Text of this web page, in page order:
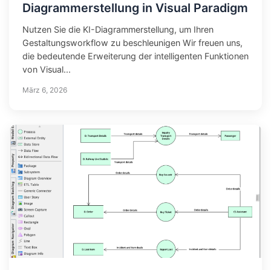
Diagrammerstellung in Visual Paradigm
Nutzen Sie die KI-Diagrammerstellung, um Ihren
Gestaltungsworkflow zu beschleunigen Wir freuen uns,
die bedeutende Erweiterung der intelligenten Funktionen
von Visual...
März 6, 2026